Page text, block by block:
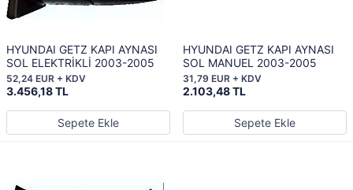
HYUNDAI GETZ KAPI AYNASI
SOL ELEKTRİKLİ 2003-2005
3.456,18 TL
52,24 EUR + KDV
Sepete Ekle
HYUNDAI GETZ KAPI AYNASI
SOL MANUEL 2003-2005
2.103,48 TL
31,79 EUR + KDV
Sepete Ekle